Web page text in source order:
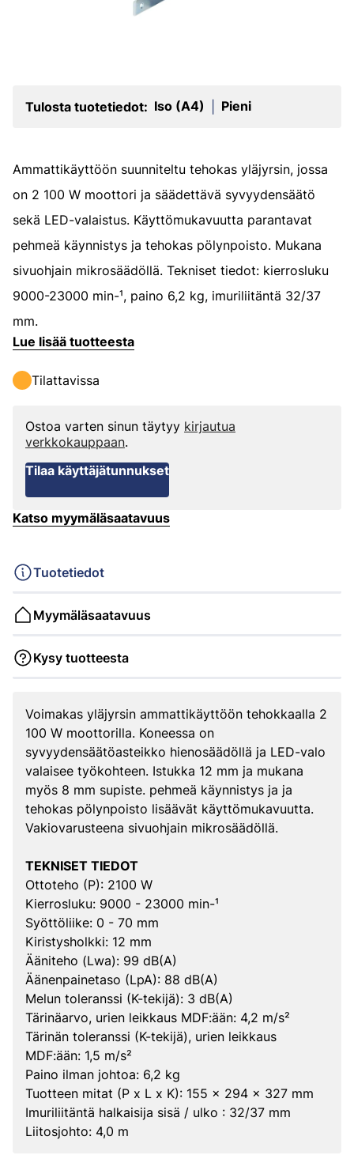
Tulosta tuotetiedot: Iso (A4) Pieni
Ammattikäyttöön suunniteltu tehokas yläjyrsin, jossa
on 2 100 W moottori ja säädettävä syvyydensäätö
sekä LED-valaistus. Käyttömukavuutta parantavat
pehmeä käynnistys ja tehokas pölynpoisto. Mukana
sivuohjain mikrosäädöllä. Tekniset tiedot: kierrosluku
9000-23000 min-¹, paino 6,2 kg, imuriliitäntä 32/37
mm.
Lue lisää tuotteesta
Tilattavissa
Ostoa varten sinun täytyy kirjautua
verkkokauppaan.
Tilaa käyttäjätunnukset
Katso myymäläsaatavuus
Tuotetiedot
Myymäläsaatavuus
Kysy tuotteesta
Voimakas yläjyrsin ammattikäyttöön tehokkaalla 2
100 W moottorilla. Koneessa on
syvyydensäätöasteikko hienosäädöllä ja LED-valo
valaisee työkohteen. Istukka 12 mm ja mukana
myös 8 mm supiste. pehmeä käynnistys ja ja
tehokas pölynpoisto lisäävät käyttömukavuutta.
Vakiovarusteena sivuohjain mikrosäädöllä.
TEKNISET TIEDOT
Ottoteho (P): 2100 W
Kierrosluku: 9000 - 23000 min-¹
Syöttöliike: 0 - 70 mm
Kiristysholkki: 12 mm
Ääniteho (Lwa): 99 dB(A)
Äänenpainetaso (LpA): 88 dB(A)
Melun toleranssi (K-tekijä): 3 dB(A)
Tärinäarvo, urien leikkaus MDF:ään: 4,2 m/s²
Tärinän toleranssi (K-tekijä), urien leikkaus
MDF:ään: 1,5 m/s²
Paino ilman johtoa: 6,2 kg
Tuotteen mitat (P x L x K): 155 x 294 x 327 mm
Imuriliitäntä halkaisija sisä / ulko : 32/37 mm
Liitosjohto: 4,0 m